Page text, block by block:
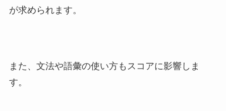
が求められます。
また、文法や語彙の使い方もスコアに影響しま
す。